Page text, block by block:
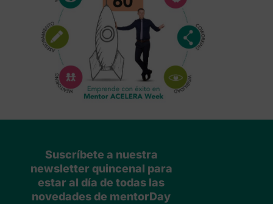
Suscríbete a nuestra
newsletter quincenal para
estar al día de todas las
novedades de mentorDay